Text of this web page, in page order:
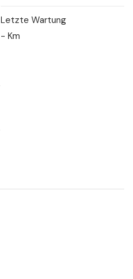
Letzte Wartung
- Km